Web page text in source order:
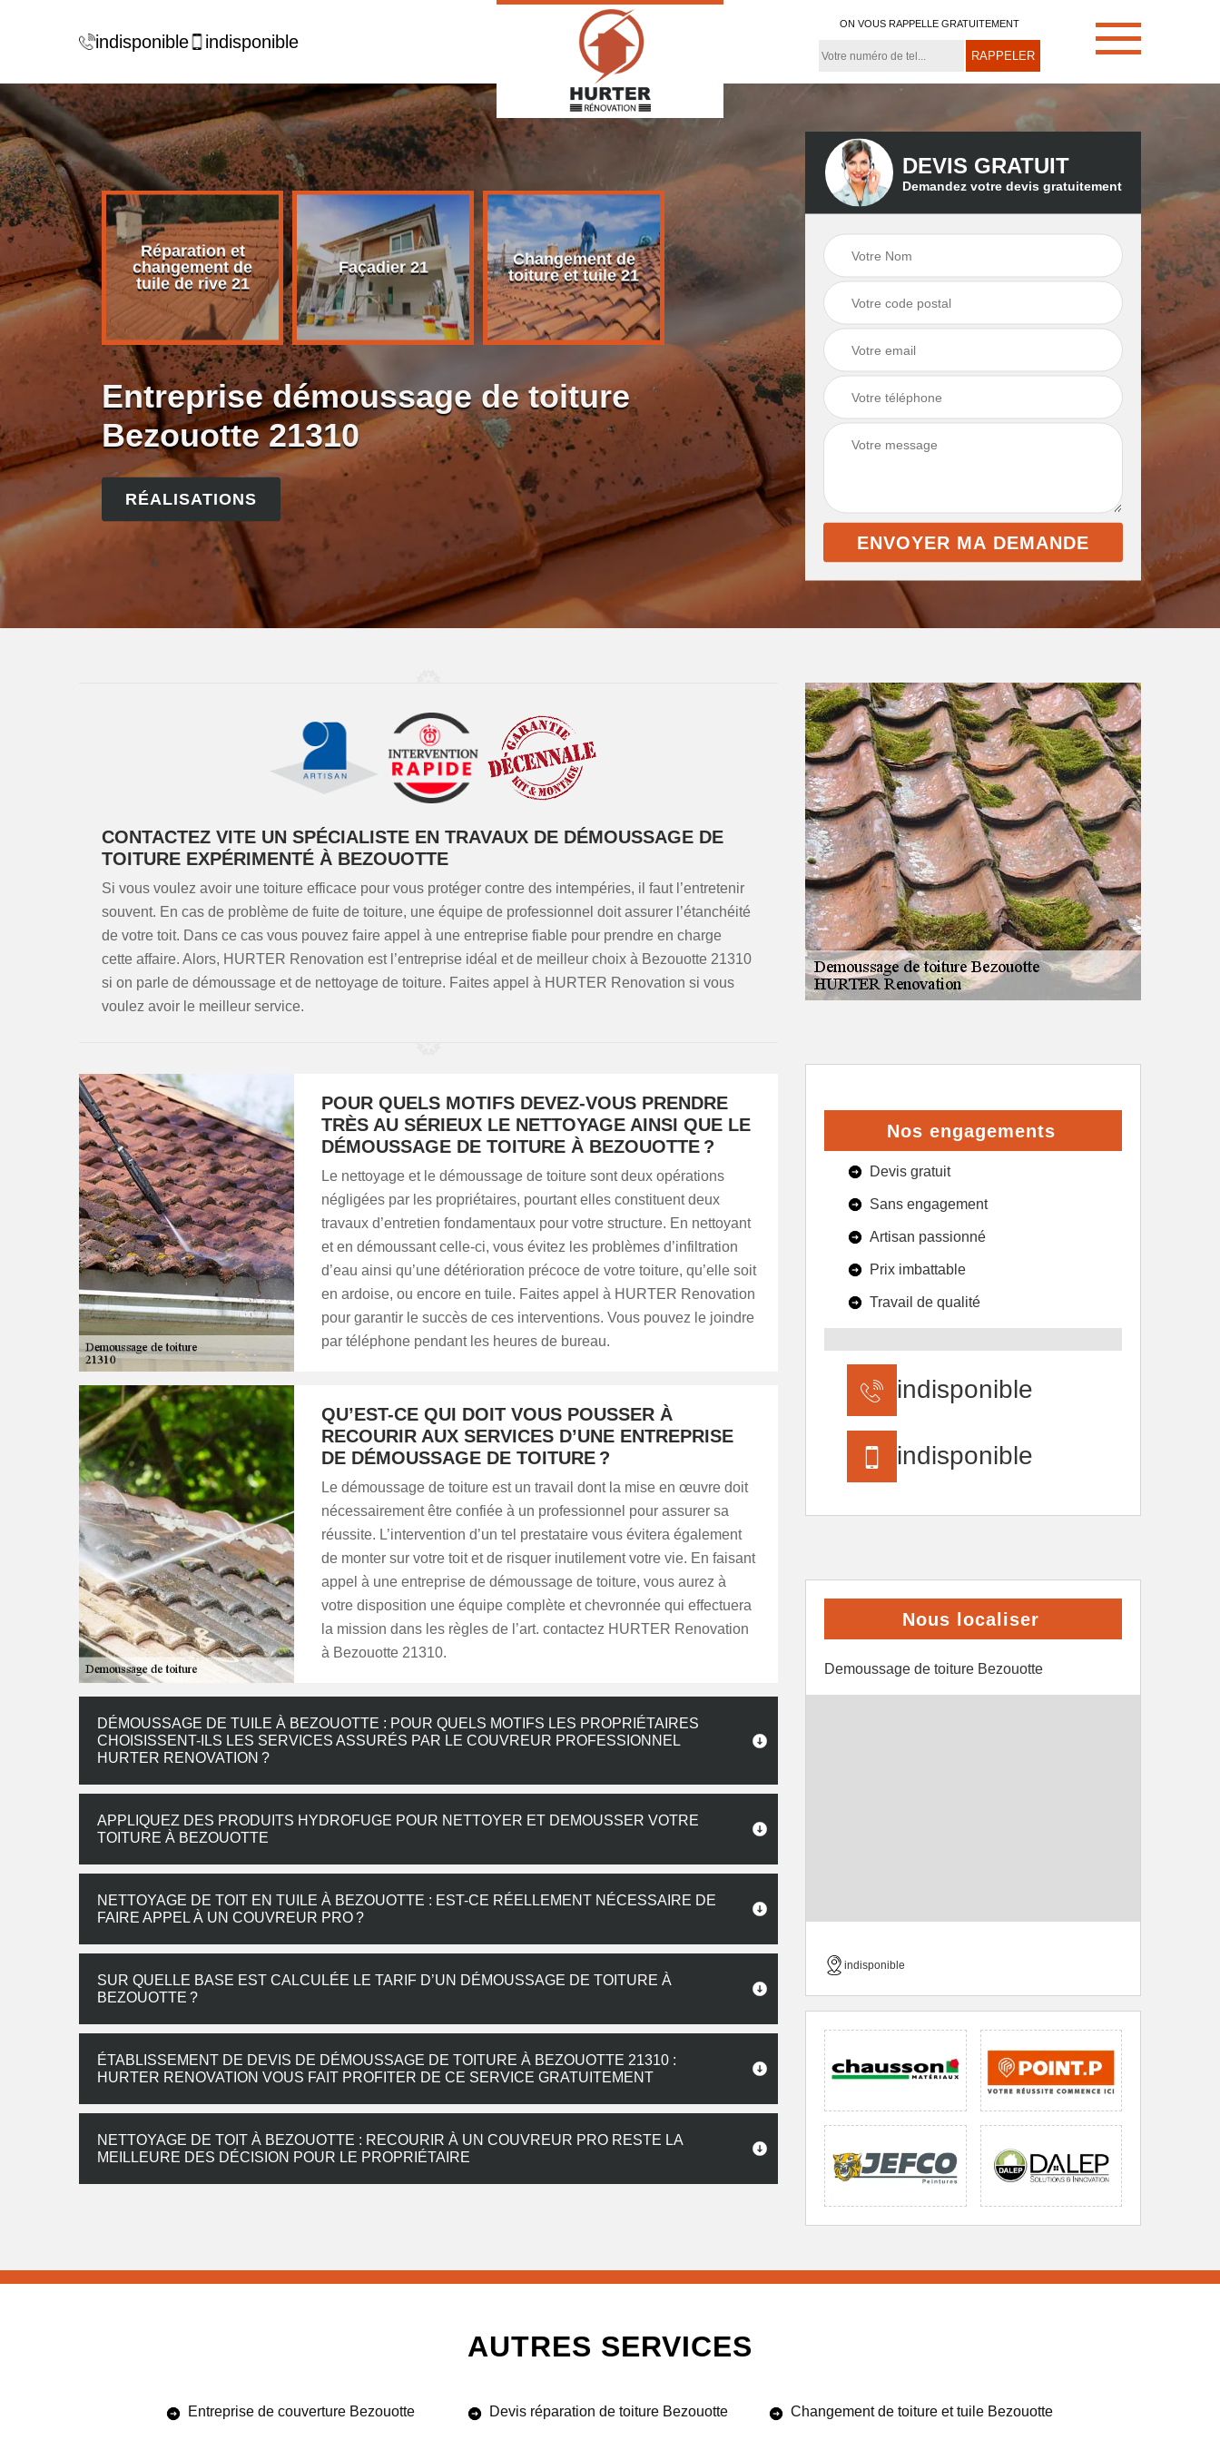
indisponible indisponible
ON VOUS RAPPELLE GRATUITEMENT
de
21
Réparation et
changement de
tuile de rive 21
Façadier 21
Changement de
toiture et tuile 21
Démoussage de
toiture 21
Couvreur zingueur
Entreprise démoussage de toiture
Bezouotte 21310
RÉALISATIONS
DEVIS GRATUIT
Demandez votre devis gratuitement
CONTACTEZ VITE UN SPÉCIALISTE EN TRAVAUX DE DÉMOUSSAGE DE
TOITURE EXPÉRIMENTÉ À BEZOUOTTE
Si vous voulez avoir une toiture efficace pour vous protéger contre des intempéries, il faut l’entretenir
souvent. En cas de problème de fuite de toiture, une équipe de professionnel doit assurer l’étanchéité
de votre toit. Dans ce cas vous pouvez faire appel à une entreprise fiable pour prendre en charge
cette affaire. Alors, HURTER Renovation est l’entreprise idéal et de meilleur choix à Bezouotte 21310
si on parle de démoussage et de nettoyage de toiture. Faites appel à HURTER Renovation si vous
voulez avoir le meilleur service.
POUR QUELS MOTIFS DEVEZ-VOUS PRENDRE
TRÈS AU SÉRIEUX LE NETTOYAGE AINSI QUE LE
DÉMOUSSAGE DE TOITURE À BEZOUOTTE ?
Le nettoyage et le démoussage de toiture sont deux opérations
négligées par les propriétaires, pourtant elles constituent deux
travaux d’entretien fondamentaux pour votre structure. En nettoyant
et en démoussant celle-ci, vous évitez les problèmes d’infiltration
d’eau ainsi qu’une détérioration précoce de votre toiture, qu’elle soit
en ardoise, ou encore en tuile. Faites appel à HURTER Renovation
pour garantir le succès de ces interventions. Vous pouvez le joindre
par téléphone pendant les heures de bureau.
QU’EST-CE QUI DOIT VOUS POUSSER À
RECOURIR AUX SERVICES D’UNE ENTREPRISE
DE DÉMOUSSAGE DE TOITURE ?
Le démoussage de toiture est un travail dont la mise en œuvre doit
nécessairement être confiée à un professionnel pour assurer sa
réussite. L’intervention d’un tel prestataire vous évitera également
de monter sur votre toit et de risquer inutilement votre vie. En faisant
appel à une entreprise de démoussage de toiture, vous aurez à
votre disposition une équipe complète et chevronnée qui effectuera
la mission dans les règles de l’art. contactez HURTER Renovation
à Bezouotte 21310.
DÉMOUSSAGE DE TUILE À BEZOUOTTE : POUR QUELS MOTIFS LES PROPRIÉTAIRES
CHOISISSENT-ILS LES SERVICES ASSURÉS PAR LE COUVREUR PROFESSIONNEL
HURTER RENOVATION ?
APPLIQUEZ DES PRODUITS HYDROFUGE POUR NETTOYER ET DEMOUSSER VOTRE
TOITURE À BEZOUOTTE
NETTOYAGE DE TOIT EN TUILE À BEZOUOTTE : EST-CE RÉELLEMENT NÉCESSAIRE DE
FAIRE APPEL À UN COUVREUR PRO ?
SUR QUELLE BASE EST CALCULÉE LE TARIF D’UN DÉMOUSSAGE DE TOITURE À
BEZOUOTTE ?
ÉTABLISSEMENT DE DEVIS DE DÉMOUSSAGE DE TOITURE À BEZOUOTTE 21310 :
HURTER RENOVATION VOUS FAIT PROFITER DE CE SERVICE GRATUITEMENT
NETTOYAGE DE TOIT À BEZOUOTTE : RECOURIR À UN COUVREUR PRO RESTE LA
MEILLEURE DES DÉCISION POUR LE PROPRIÉTAIRE
Nos engagements
Devis gratuit
Sans engagement
Artisan passionné
Prix imbattable
Travail de qualité
indisponible
indisponible
Nous localiser
Demoussage de toiture Bezouotte
indisponible
AUTRES SERVICES
Entreprise de couverture Bezouotte Devis réparation de toiture Bezouotte Changement de toiture et tuile Bezouotte